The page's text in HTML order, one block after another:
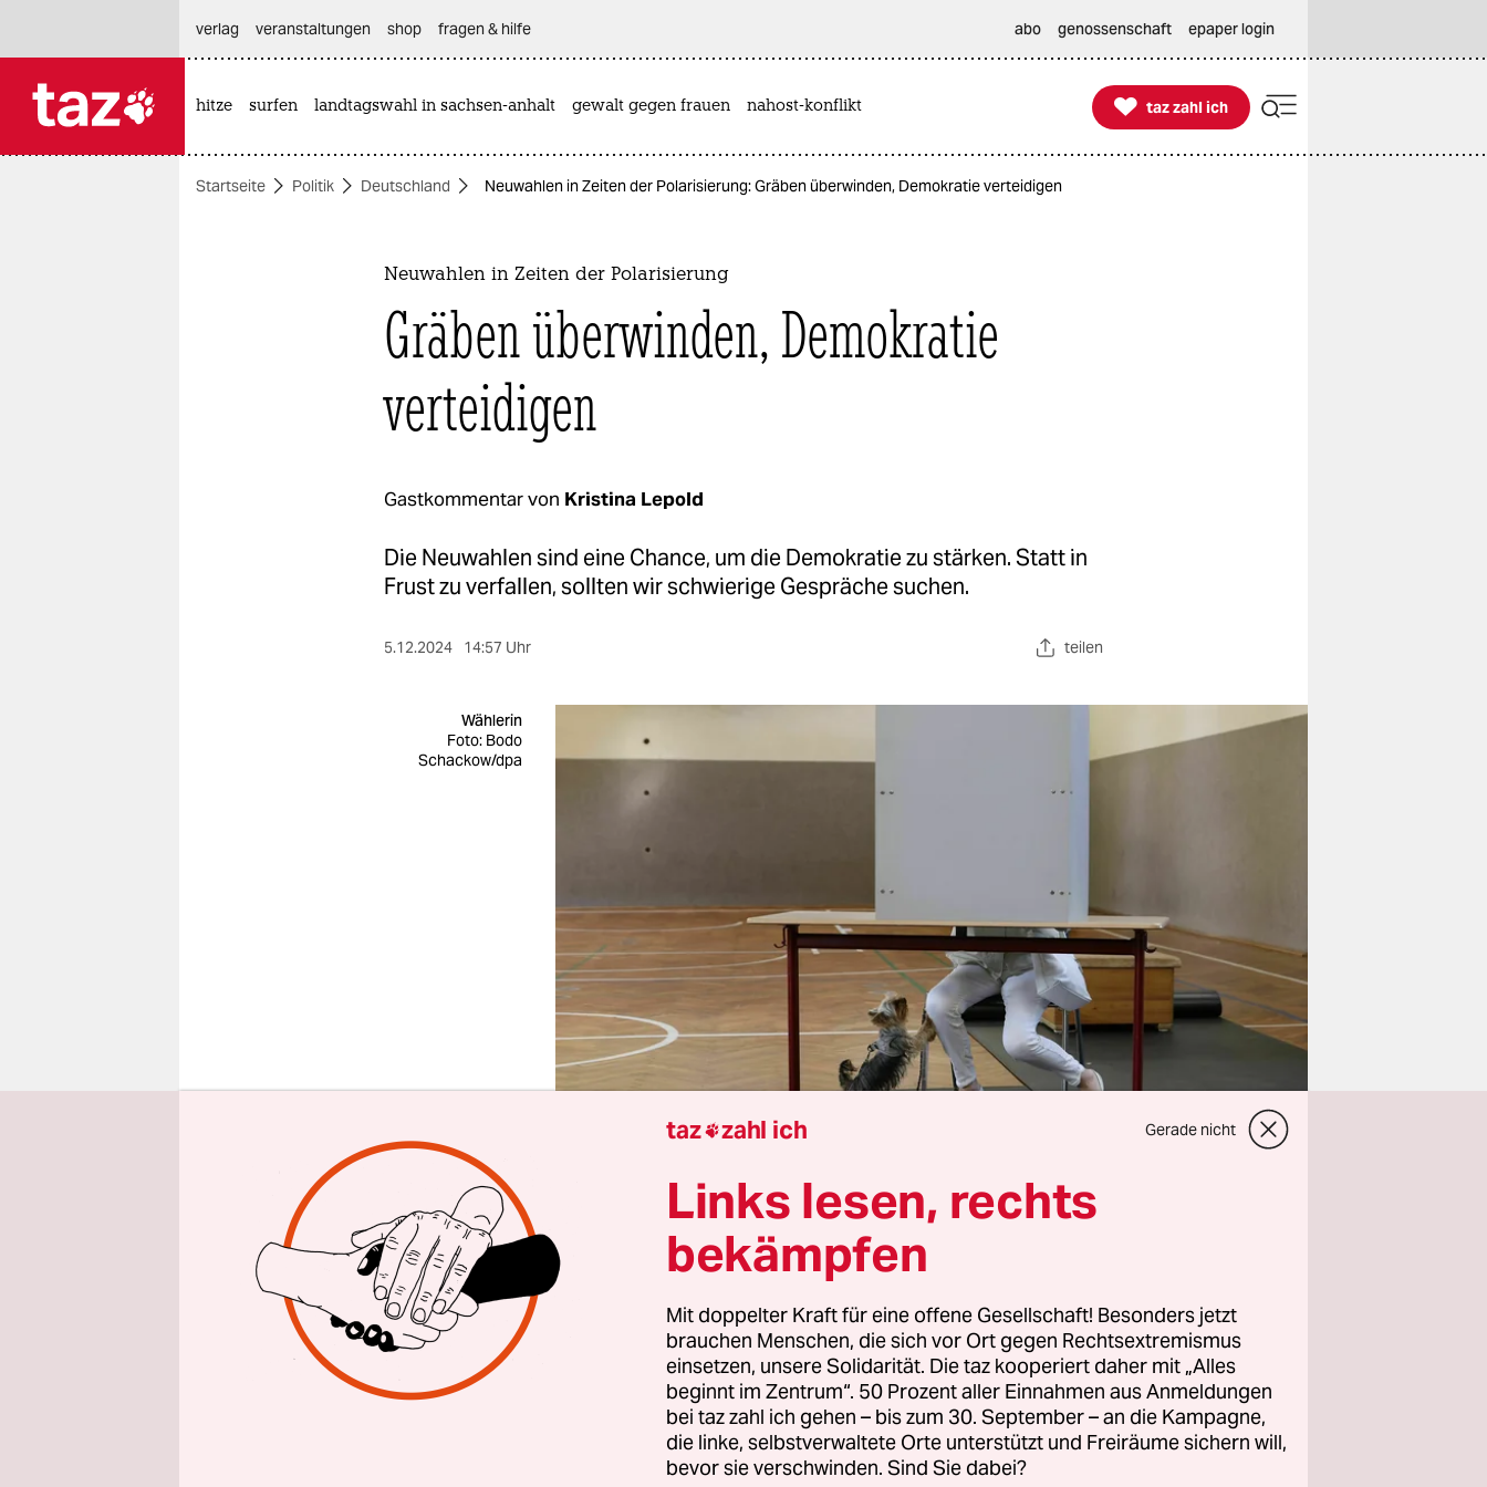
themen
verlag
veranstaltungen shop fragen & hilfe abo genossenschaft epaper login
hitze surfen landtagswahl in sachsen-anhalt gewalt gegen frauen nahost-konflikt 
taz zahl ich
taz zahl ich
Startseite Politik Deutschland Neuwahlen in Zeiten der Polarisierung: Gräben überwinden, Demokratie verteidigen
Neuwahlen in Zeiten der Polarisierung
Gräben überwinden, Demokratie
verteidigen
Gastkommentar von Kristina Lepold
Die Neuwahlen sind eine Chance, um die Demokratie zu stärken. Statt in
Frust zu verfallen, sollten wir schwierige Gespräche suchen.
5.12.2024 14:57 Uhr teilen
Wählerin
Foto: Bodo
Schackow/dpa
E s ist momentan schwer, nicht zu resignieren. Die Wahl in den
USA, die Kriege in der Ukraine und im Nahen Osten, das
Erstarken demokratie- und menschenfeindlicher Kräfte in
Deutschland und Europa lösen bei vielen Gefühle von Ohnmacht und
Verzweiflung aus. Aber wir können etwas tun.
taz zahl ich Gerade nicht
Links lesen, rechts
bekämpfen
Mit doppelter Kraft für eine offene Gesellschaft! Besonders jetzt
brauchen Menschen, die sich vor Ort gegen Rechtsextremismus
einsetzen, unsere Solidarität. Die taz kooperiert daher mit „Alles
beginnt im Zentrum“. 50 Prozent aller Einnahmen aus Anmeldungen
bei taz zahl ich gehen – bis zum 30. September – an die Kampagne,
die linke, selbstverwaltete Orte unterstützt und Freiräume sichern will,
bevor sie verschwinden. Sind Sie dabei?